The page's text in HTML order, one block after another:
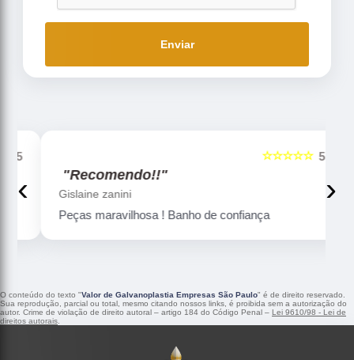
Enviar
5
☆☆☆☆☆
"Recomendo!!"
Gislaine zanini
Peças maravilhosa ! Banho de confiança
‹ ›
O conteúdo do texto "Valor de Galvanoplastia Empresas São Paulo" é de direito reservado.
Sua reprodução, parcial ou total, mesmo citando nossos links, é proibida sem a autorização do
autor. Crime de violação de direito autoral – artigo 184 do Código Penal – Lei 9610/98 - Lei de
direitos autorais